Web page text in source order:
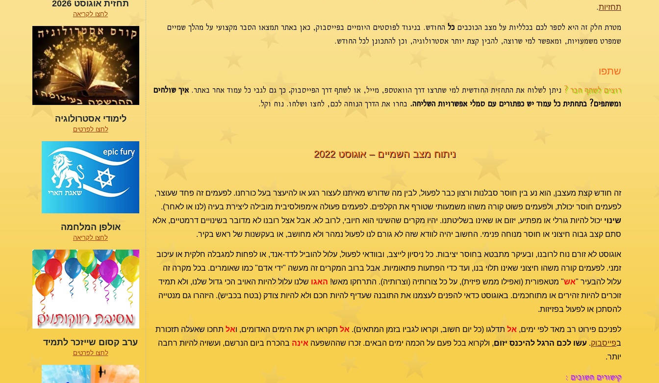
תחזיות.
מטרת חלק זה היא לספר לכם בכלליות על מצב הכוכבים כל החודש. בניגוד לפוסטים היומיים בפייסבוק, כאן באתר תמצאו הסבר מקצועי על מהלך שמיים
שמפרט משמעויות, ומאפשר למי שרוצה, להבין קצת יותר אסטרולוגיה, וכן להתכונן לכל החודש.
שתפו
רוצים לשתף חבר ? ניתן לשלוח את התחזית החודשית למי שתרצו דרך הוואטספ, מייל, או לשתף דרך הפייסבוק. כך גם לגבי כל עמוד אחר באתר. איך שולחים
ומשתפים? בתחתית כל עמוד יש כפתורים עם סמלי אפשרויות השליחה. בחרו את הדרך הנוחה לכם, לחצו ושלחו. נוח וקל.
ניתוח מצב השמיים – אוגוסט 2022
זה חודש קצת מעצבן, הוא נע בין חוסר סבלנות ורצון כבר לפעול, לבין מה שדורש מאיתנו לעצור רגע או להיעצר בעל כורחנו. לפעמים זה פחד שעוצר,
לפעמים חוסר יכולת, ולפעמים פשוט קורה משהו משמעותי שטורף את הקלפים. לפעמים פעולה אימפולסיבית מובילה ליצירת בעיה (לנו או לאחר).
שינוי יכול להיות גורלי או מפתיע, יזום או שאינו בשליטתנו. יהיו מקרים שהשינוי הוא חיובי, לרוב לא. אבל אצל רובנו לא מדובר בשינויים דרמטיים, אלא
סתם קצב גבוה חיצוני או חוסר מנוחה פנימי. החשוב יהיה לוודא שזה לא גורם לנו לפעול נמהר ולא מחושב, או בעקשנות של ראש בקיר.
אוגוסט לא זורם נוח לרובנו, ובעיקר מתבטא בחוסר יציבות. כל ניסיון לייצב, ובוודאי לפעול, עלול להוביל לדד-אנד, או לפחות למגבלה חלקית או עיכוב
זמני. לפעמים קורה משהו חיצוני שאינו תלוי בנו, ועד כדי הפתעות פתאומיות. אבל ברוב המקרים זה מעשה "ידי אדם" כמו שאומרים. בכל מקרה זה
עלול להבעיר "אש" מטאפורית (ואפילו ממש פיזית), על כל צורותיה (וצרותיה). התרחקו מאש! האגו שלנו עלול להיות האויב הכי גדול שלנו, ולא תמיד
זוכרים להיות זהירים או מתוחכמים. באוגוסט כדאי להפנים לעצמנו את התובנה שעדיף להיות חכם ולא להיות צודק (בטח בכביש). היזהרו גם מנטייה
להסתכן או לפעול בפזיזות.
לפניכם פירוט רב מאד לפי ימים, אל תדלגו (כל יום חשוב, וקראו לגביו בזמן המתאים). אל תקראו רק את הימים האדומים, ואל תחכו שאעלה תזכורת
בפייסבוק. עשו לכם הרגל להיכנס יזום, ולקרוא בכל פעם על הכמה ימים הבאים. זכרו שההשפעה אינה בהכרח ביום הנרשם, ועשויה להיות רחבה
יותר.
קישורים חשובים :
תחזית אוגוסט 2026
לחצו לקריאה
לימודי אסטרולוגיה
לחצו לפרטים
אולפן המלחמה
לחצו לקריאה
ערב קסום שייזכר לתמיד
לחצו לפרטים